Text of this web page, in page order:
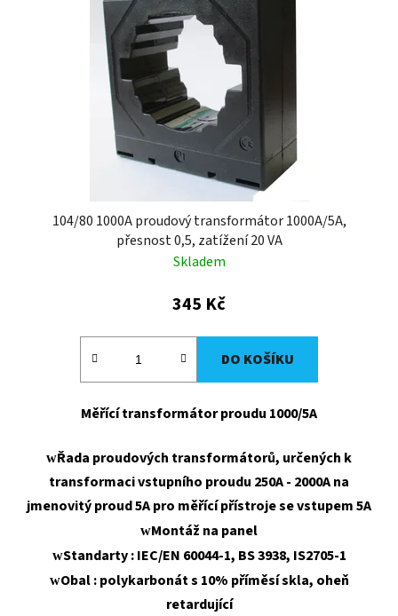
104/80 1000A proudový transformátor 1000A/5A,
přesnost 0,5, zatížení 20 VA
Skladem
345 Kč
DO KOŠÍKU
Měřící transformátor proudu 1000/5A
wŘada proudových transformátorů, určených k
transformaci vstupního proudu 250A - 2000A na
jmenovitý proud 5A pro měřící přístroje se vstupem 5A
wMontáž na panel
wStandarty : IEC/EN 60044-1, BS 3938, IS2705-1
wObal : polykarbonát s 10% příměsí skla, oheň
retardující